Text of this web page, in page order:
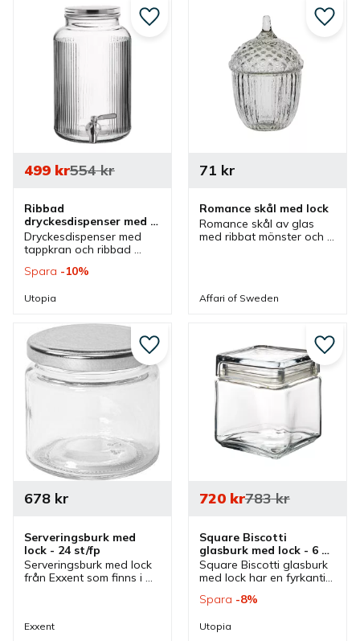
godsaker.
Ribbad
dryckesdispenser med
tappkran
Dryckesdispenser med
tappkran och ribbad
elegant och stiligt
användas vid servering
499kr554kr
Spara 10%
Utopia
Lägg till i favoriter
Romance skål med lock
Romance skål av glas
med ribbat mönster och
71 kr
Affari of Sweden
Lägg
Serveringsburk med
lock - 24 st/fp
Serveringsburk med lock
från Exxent som finns i
förvaring av sylt, picklat
678kr
Exxent
Lägg till i favoriter
Square Biscotti
glasburk med lock - 6
st/fp
Square Biscotti glasburk
med lock har en fyrkantig
servering och
godsaker i olika miljöer.
720kr783kr
Spara 8%
Utopia
Lägg